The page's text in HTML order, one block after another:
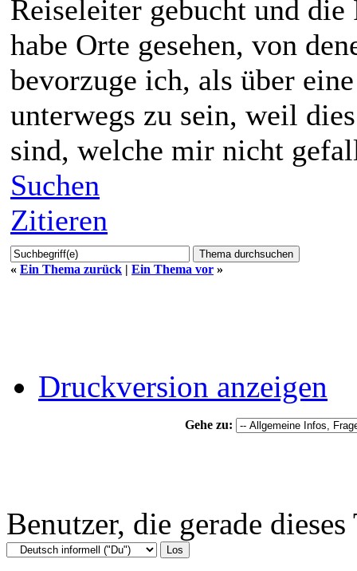
Reiseleiter gebucht und
habe Orte gesehen, von
bevorzuge ich, als über
unterwegs zu sein, weil
sind, welche mir nicht
Suchen
Zitieren
« Ein Thema zurück | Ein Thema vor »
Druckversion anzeigen
Gehe zu:
Benutzer, die gerade